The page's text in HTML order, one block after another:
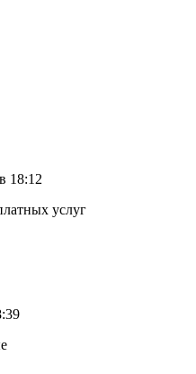
18:12
услуг